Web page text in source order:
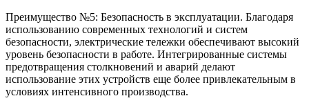
Преимущество №5: Безопасность в эксплуатации. Благодаря
использованию современных технологий и систем
безопасности, электрические тележки обеспечивают высокий
уровень безопасности в работе. Интегрированные системы
предотвращения столкновений и аварий делают
использование этих устройств еще более привлекательным в
условиях интенсивного производства.